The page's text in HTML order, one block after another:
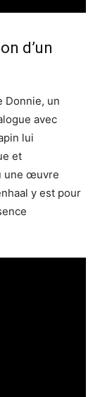
d’un
Donnie, un
avec
lui
et
une œuvre
y est pour